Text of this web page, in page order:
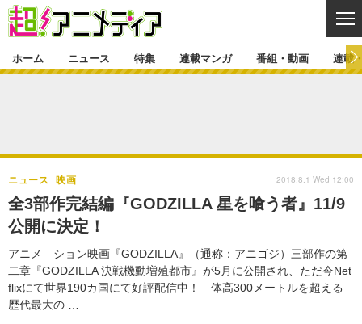
ゲーム・アプリ マンガ
グッズ
声優 コスプレ
舞台 新帝スタ
特集一覧 カバー
ラキりす
連載マンガ
連載マンガ一覧 連載一覧
番組・動画
番組・動画一覧
動画
連載・ブログ
連載・ブログ一覧 コラム
編集部ブログ・お知らせ
ホーム ニュース 特集 連載マンガ 番組・動画 連載
全3部作完結編『GODZILLA 星を喰う者』11/9
公開に決定！
アニメ―ション映画『GODZILLA』（通称：アニゴジ）三部作の第
二章『GODZILLA 決戦機動増殖都市』が5月に公開され、ただ今Net
flixにて世界190カ国にて好評配信中！ 体高300メートルを超える
歴代最大の …
ニュース 映画 2018.8.1 Wed 12:00